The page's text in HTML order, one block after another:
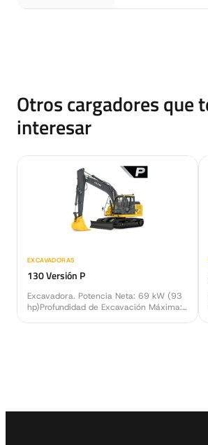
Otros cargadores que
interesar
EXCAVADORAS
130 Versión P
Excavadora. Potencia Neta: 69 kW (93
hp)Profundidad de Excavación Máxima: